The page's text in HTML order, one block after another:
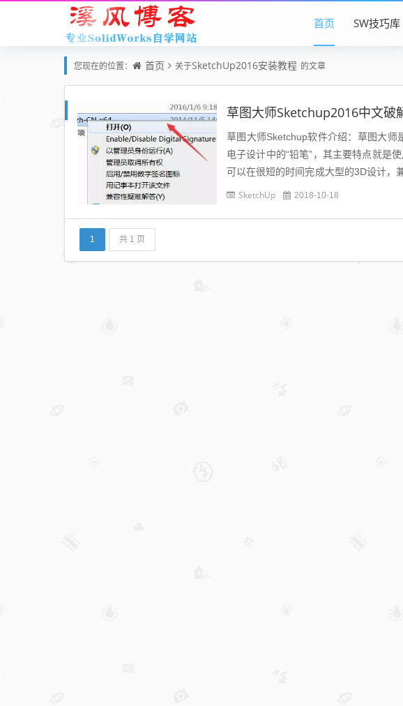
首页 SW技巧库
您现在的位置： 首页 关于SketchUp2016安装教程 的文章
草图大师Sketchup2016中文破
草图大师Sketchup软件介绍：草图大
电子设计中的“铅笔”，其主要特点就是
可以在很短的时间完成大型的3D设计，
结合使用，...
SketchUp 2018-10-18
1 共 1 页